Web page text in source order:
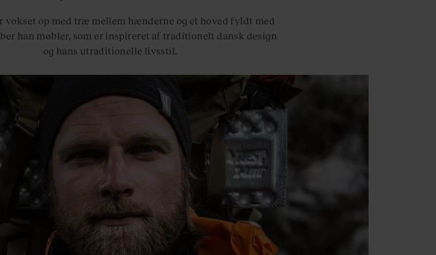
vokset op med træ mellem hænderne og et hoved fyldt med
han møbler, som er inspireret af traditionelt dansk design
og hans utraditionelle livsstil.